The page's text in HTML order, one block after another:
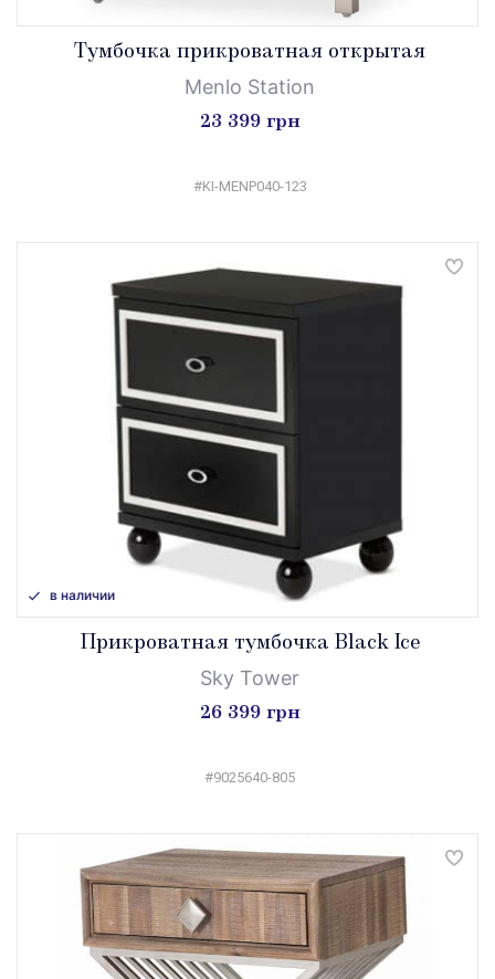
Tумбочка прикроватная открытая
Menlo Station
23 399 грн
#KI-MENP040-123
в наличии
Прикроватная тумбочка Black Ice
Sky Tower
26 399 грн
#9025640-805